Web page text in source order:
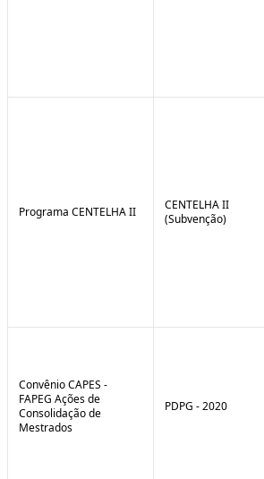
Programa CENTELHA II
CENTELHA II
(Subvenção)
Convênio CAPES -
FAPEG Ações de
Consolidação de
Mestrados
PDPG - 2020